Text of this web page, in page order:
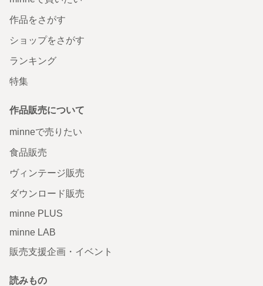
作品をさがす
ショップをさがす
ランキング
特集
作品販売について
minneで売りたい
食品販売
ヴィンテージ販売
ダウンロード販売
minne PLUS
minne LAB
販売支援企画・イベント
読みもの